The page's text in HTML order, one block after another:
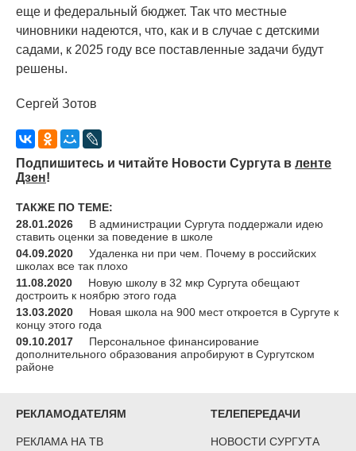
еще и федеральный бюджет. Так что местные
чиновники надеются, что, как и в случае с детскими
садами, к 2025 году все поставленные задачи будут
решены.
Сергей Зотов
Подпишитесь и читайте Новости Сургута в ленте
Дзен!
ТАКЖЕ ПО ТЕМЕ:
28.01.2026
В администрации Сургута поддержали идею
ставить оценки за поведение в школе
04.09.2020
Удаленка ни при чем. Почему в российских
школах все так плохо
11.08.2020
Новую школу в 32 мкр Сургута обещают
достроить к ноябрю этого года
13.03.2020
Новая школа на 900 мест откроется в Сургуте к
концу этого года
09.10.2017
Персональное финансирование
дополнительного образования апробируют в Сургутском
районе
РЕКЛАМОДАТЕЛЯМ
РЕКЛАМА НА ТВ
ТЕЛЕПЕРЕДАЧИ
НОВОСТИ СУРГУТА